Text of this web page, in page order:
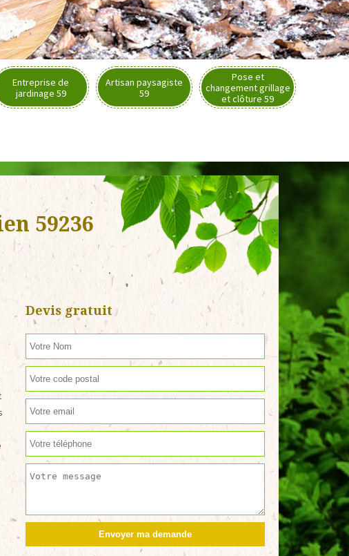
Entreprise de
jardinage 59
Artisan paysagiste
59
Pose et
changement grillage
et clôture 59
59236
Devis gratuit